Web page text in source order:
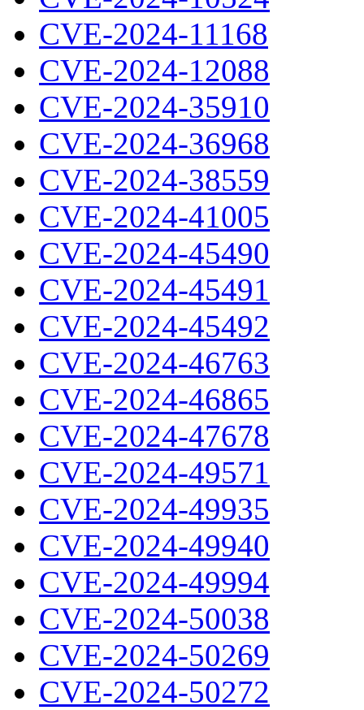
CVE-2024-11168
CVE-2024-12088
CVE-2024-35910
CVE-2024-36968
CVE-2024-38559
CVE-2024-41005
CVE-2024-45490
CVE-2024-45491
CVE-2024-45492
CVE-2024-46763
CVE-2024-46865
CVE-2024-47678
CVE-2024-49571
CVE-2024-49935
CVE-2024-49940
CVE-2024-49994
CVE-2024-50038
CVE-2024-50269
CVE-2024-50272